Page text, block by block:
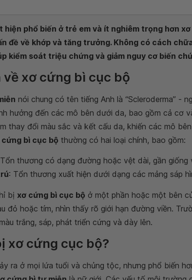
hiện phổ biến ở trẻ em và ít nghiêm trọng hơn
đề về khớp và tăng trưởng. Không có cách
kiểm soát triệu chứng và giảm nguy cơ biến
về xơ cứng bì cục bộ
nói chung có tên tiếng Anh là “Scleroderma” -
hưởng đến các mô bên dưới da, bao gồm cả cơ
thay đổi màu sắc và kết cấu da, khiến các mô
cứng bì cục bộ thường có hai loại chính, bao gồm:
thương có dạng đường hoặc vệt dài, gần giống
: Tổn thương xuất hiện dưới dạng các mảng sáp
bị xơ cứng bì cục bộ ở một phần hoặc một bên
đỏ hoặc tím, nhìn thấy rõ giới hạn đường viền.
trắng, sáp, phát triển cứng và dày lên.
xơ cứng cục bộ?
ra ở mọi lứa tuổi và chủng tộc, nhưng phổ biến